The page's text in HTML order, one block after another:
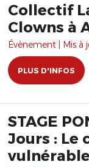
Collectif
Clowns à
Évènement | Mis à
PLUS D'INFOS
STAGE
Jours : Le